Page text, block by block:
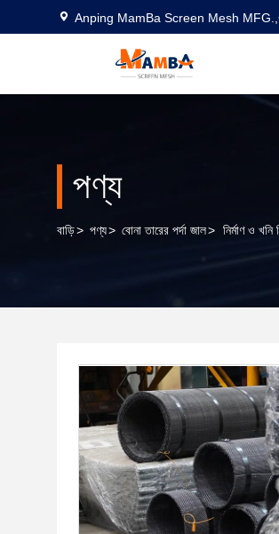
Anping MamBa Screen Mesh
পণ্য
বাড়ি> পণ্য> বোনা তারের পর্দা জাল> নির্মাণ ও